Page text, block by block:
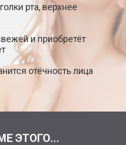
рта, верхнее
и приобретёт
отёчность лица
ЭТОГО...